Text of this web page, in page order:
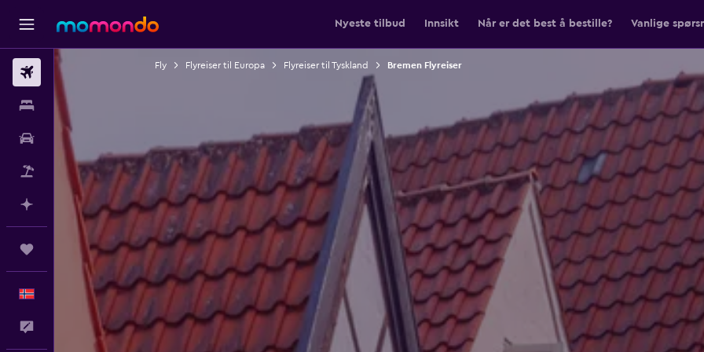
Nyeste tilbud Innsikt Når er det best å bestille? Vanlige
Fly
Overnattinger
Pakkereiser
Planlegg med AI
Tilbakemelding
Fly Flyreiser til Europa Flyreiser til Tyskland Bremen Flyreiser